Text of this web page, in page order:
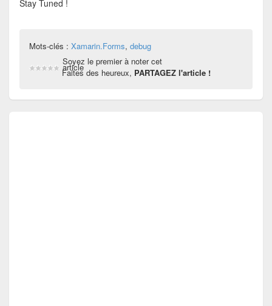
Stay Tuned !
Mots-clés : Xamarin.Forms, debug
Soyez le premier à noter cet
article
Faites des heureux, PARTAGEZ l'article !